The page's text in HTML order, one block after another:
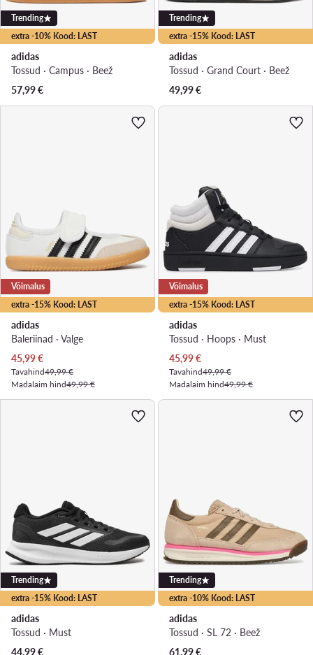
extra -10% Kood: LAST
Trending
adidas
Tossud · Campus · Beež
57,99€
extra -15% Kood: LAST
Trending
adidas
Tossud · Grand Court · Beež
49,99€
extra -15% Kood: LAST
Võimalus
adidas
Baleriinad · Valge
Praegune hind
45,99€
Tavahind49,99 €
Madalaim hind49,99 €
extra -15% Kood: LAST
Võimalus
adidas
Tossud · Hoops · Must
Praegune hind
45,99€
Tavahind49,99 €
Madalaim hind49,99 €
extra -15% Kood: LAST
Trending
adidas
Tossud · Must
44,99€
extra -10% Kood: LAST
Trending
adidas
Tossud · SL 72 · Beež
61,99€